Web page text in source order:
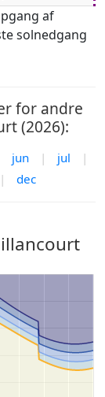
af
solnedgang
for andre
(2026):
jun | jul
|
| dec